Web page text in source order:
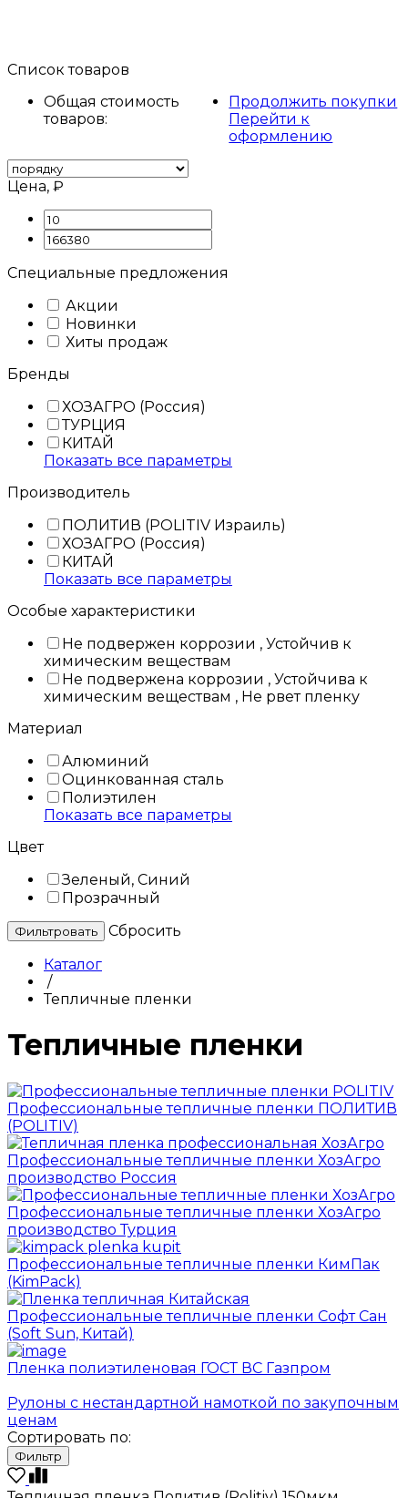
Список товаров
Общая стоимость
товаров:
Продолжить покупки
Перейти к
оформлению
Цена, ₽
Специальные предложения
Акции
Новинки
Хиты продаж
Бренды
ХОЗАГРО (Россия)
ТУРЦИЯ
КИТАЙ
Показать все параметры
Производитель
ПОЛИТИВ (POLITIV Израиль)
ХОЗАГРО (Россия)
КИТАЙ
Показать все параметры
Особые характеристики
Не подвержен коррозии , Устойчив к
химическим веществам
Не подвержена коррозии , Устойчива к
химическим веществам , Не рвет пленку
Материал
Алюминий
Оцинкованная сталь
Полиэтилен
Показать все параметры
Цвет
Зеленый, Синий
Прозрачный
Cбросить
Каталог
/
Тепличные пленки
Тепличные пленки
Профессиональные тепличные пленки ПОЛИТИВ
(POLITIV)
Профессиональные тепличные пленки ХозАгро
производство Россия
Профессиональные тепличные пленки ХозАгро
производство Турция
Профессиональные тепличные пленки КимПак
(KimPack)
Профессиональные тепличные пленки Софт Сан
(Soft Sun, Китай)
Пленка полиэтиленовая ГОСТ ВС Газпром
Рулоны с нестандартной намоткой по закупочным
ценам
Сортировать по:
Фильтр